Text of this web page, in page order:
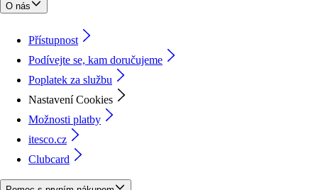
O nás
Přístupnost
Podívejte se, kam doručujeme
Poplatek za službu
Nastavení Cookies
Možnosti platby
itesco.cz
Clubcard